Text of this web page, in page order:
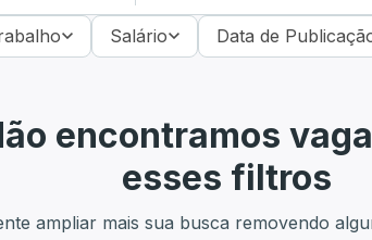
Salário Data de
encontramos
esses filtros
ampliar mais sua busca removendo